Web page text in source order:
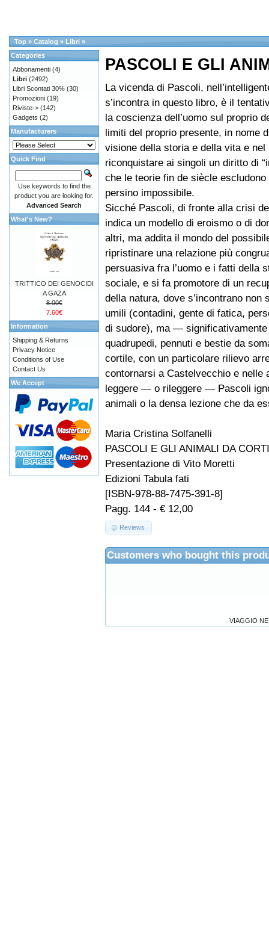
Top » Catalog » Libri »
PASCOLI E GLI
La vicenda di Pascoli,
s’incontra in questo libro, è il
la coscienza dell’uomo sul proprio
limiti del proprio presente, in nome
visione della storia e della vita e nel
riconquistare ai singoli un diritto di
che le teorie fin de siècle escludono
persino impossibile.
Sicché Pascoli, di fronte alla crisi
indica un modello di eroismo o di
altri, ma addita il mondo del
ripristinare una relazione più
persuasiva fra l’uomo e i fatti della
sociale, e si fa promotore di un
della natura, dove s’incontrano non
umili (contadini, gente di fatica,
di sudore), ma —
quadrupedi, pennuti e bestie da
cortile, con un particolare rilievo
contornarsi a Castelvecchio e nelle
leggere — o rileggere — Pascoli
animali o la densa lezione che da
Maria Cristina Solfanelli
PASCOLI E GLI ANIMALI DA
Presentazione di Vito Moretti
Edizioni Tabula fati
[ISBN-978-88-7475-391-8]
Pagg. 144 - € 12,00
Reviews
Customers who bought this
VIAGGIO
Categories
Abbonamenti (4)
Libri (2492)
Libri Scontati 30% (30)
Promozioni (19)
Riviste-> (142)
Gadgets (2)
Manufacturers
Quick Find
Use keywords to find the
product you are looking for.
Advanced Search
What's New?
TRITTICO DEI GENOCIDI
A GAZA
8.00€
7.60€
Information
Shipping & Returns
Privacy Notice
Conditions of Use
Contact Us
We Accept